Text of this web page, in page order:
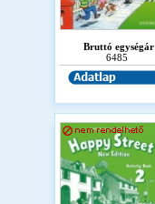
Bruttó egységár
6485